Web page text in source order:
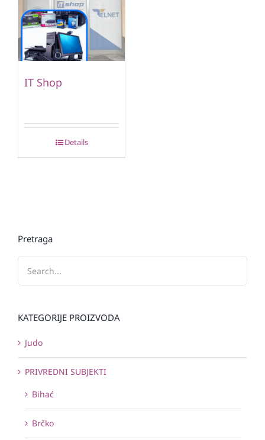
IT Shop
Details
Pretraga
KATEGORIJE PROIZVODA
Judo
PRIVREDNI SUBJEKTI
Bihać
Brčko